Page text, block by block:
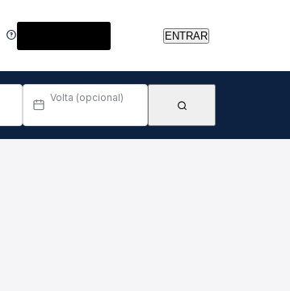
ENTRAR
Volta (opcional)